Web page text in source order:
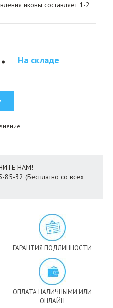
иконы составляет 1-2
На складе
НАМ!
32 (Бесплатно со всех
ГАРАНТИЯ ПОДЛИННОСТИ
ОПЛАТА НАЛИЧНЫМИ ИЛИ
ОНЛАЙН